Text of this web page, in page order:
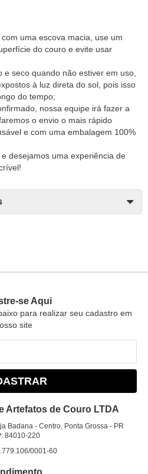
uma escova macia, use um
do couro e evite usar
seco quando não estiver em uso,
à luz direta do sol, pois isso
do tempo;
nossa equipe irá fazer a
o envio o mais rápido
e com uma embalagem 100%
desejamos uma experiência de
se Aqui
para realizar seu cadastro em
site
Artefatos de Couro LTDA
Badana- Centro, Ponta Grossa- PR
84010-220
0001-60